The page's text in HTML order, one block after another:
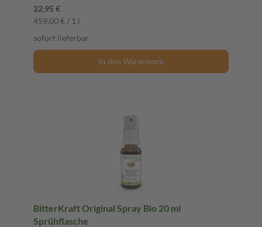
22,95 €
459,00 € / 1 l
sofort lieferbar
In den Warenkorb
BitterKraft Original Spray Bio 20 ml
Sprühflasche